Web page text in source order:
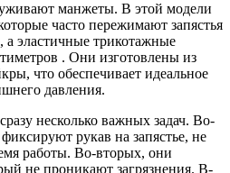
манжеты. В этой модели
часто пережимают запястья
а эластичные трикотажные
. Они изготовлены из
что обеспечивает идеальное
давления.
несколько важных задач. Во-
рукав на запястье, не
работы. Во-вторых, они
не проникают загрязнения. В-